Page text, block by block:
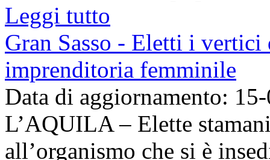
Leggi tutto
Gran Sasso - Eletti i
imprenditoria femminile
Data di aggiornamento:
L’AQUILA – Elette
all’organismo che si è